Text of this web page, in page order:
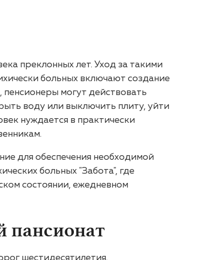
преклонных лет. Уход за такими
больных включают создание
могут действовать
воду или выключить плиту, уйти
нуждается в практически
для обеспечения необходимой
больных "Забота", где
состоянии, ежедневном
пансионат
шестидесятилетия.